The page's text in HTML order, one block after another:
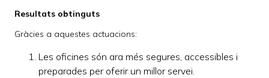
Resultats obtinguts
Gràcies a aquestes actuacions:
Les oficines són ara més segures, accessibles i
preparades per oferir un millor servei.